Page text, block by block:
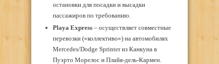
остановки для посадки и высадки
пассажиров по требованию.
Playa Express– осуществляет совместные
перевозки («коллективо») на автомобилях
Mercedes/Dodge Sprinter из Канкуна в
Пуэрто Морелос и Плайя-дель-Кармен.